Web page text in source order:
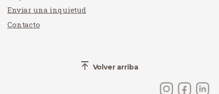
Enviar una inquietud
Contacto
Volver arriba